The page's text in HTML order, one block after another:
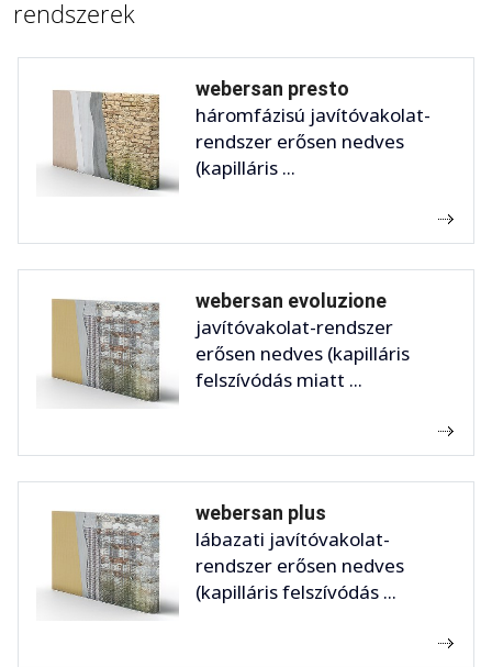
rendszerek
webersan presto
háromfázisú javítóvakolat-
rendszer erősen nedves
(kapilláris ...
webersan evoluzione
javítóvakolat-rendszer
erősen nedves (kapilláris
felszívódás miatt ...
webersan plus
lábazati javítóvakolat-
rendszer erősen nedves
(kapilláris felszívódás ...